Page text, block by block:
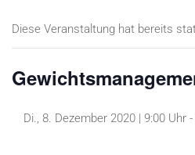
Diese Veranstaltung hat bereits
Di., 8. Dezember 2020 | 9:00 Uhr -